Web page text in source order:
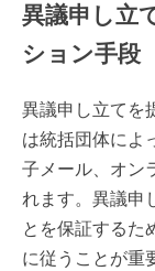
異議申し立
ション手段
異議申し立てを
は統括団体によ
子メール、オン
れます。異議申
とを保証するた
に従うことが重